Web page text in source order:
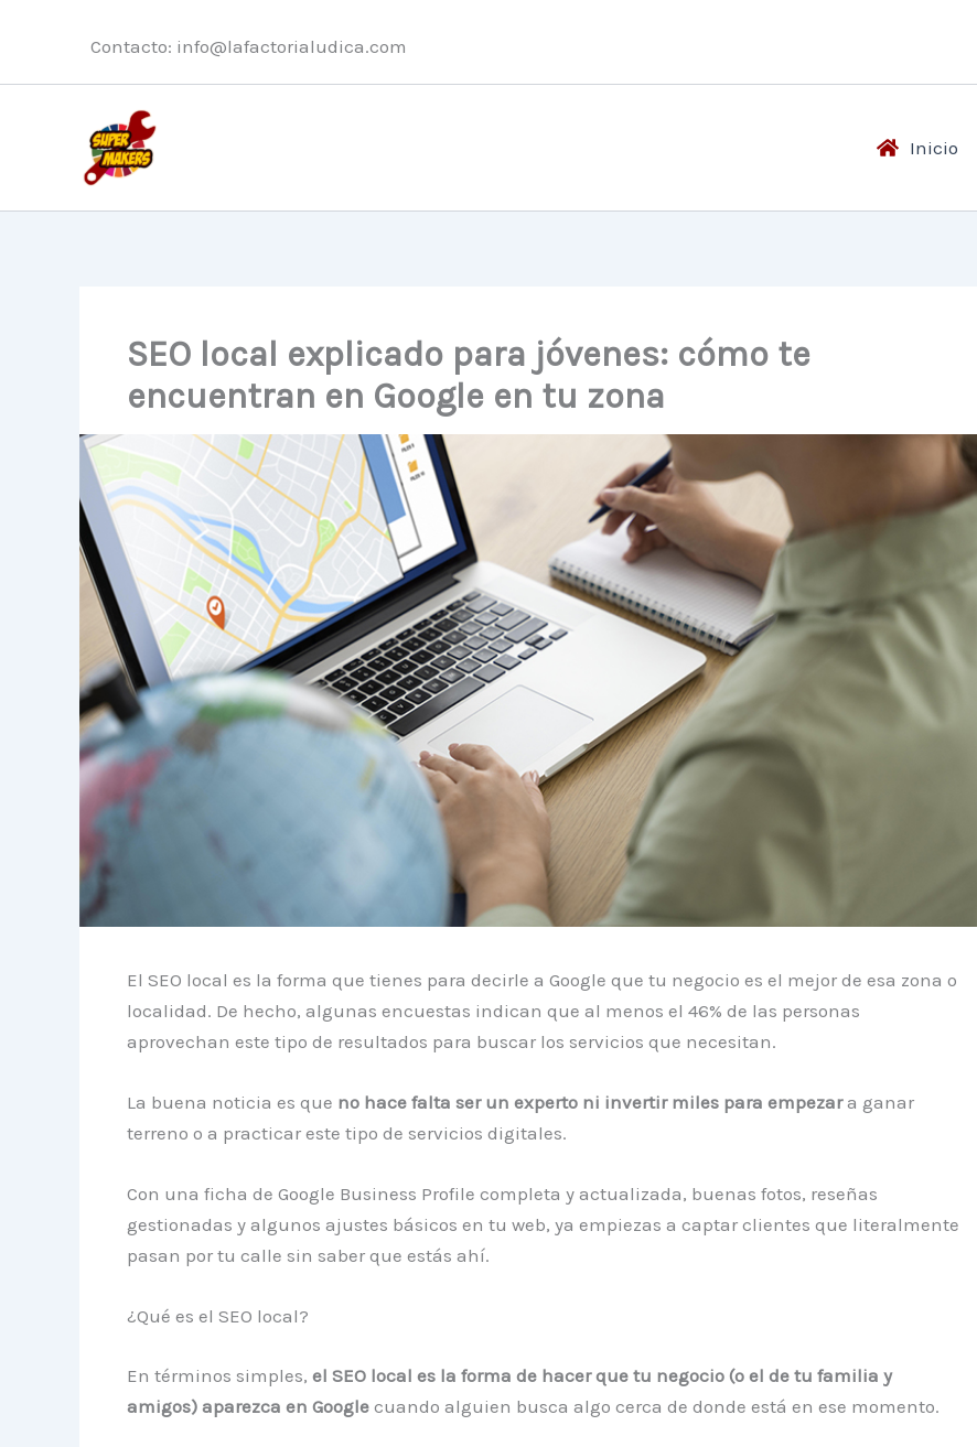
Contacto: info@lafactorialudica.com
Inicio
SEO local explicado para jóvenes: cómo te
encuentran en Google en tu zona
El SEO local es la forma que tienes para decirle a Google que tu negocio es el mejor de esa zona o
localidad. De hecho, algunas encuestas indican que al menos el 46% de las personas
aprovechan este tipo de resultados para buscar los servicios que necesitan.
La buena noticia es que no hace falta ser un experto ni invertir miles para empezara ganar
terreno o a practicar este tipo de servicios digitales.
Con una ficha de Google Business Profile completa y actualizada, buenas fotos, reseñas
gestionadas y algunos ajustes básicos en tu web, ya empiezas a captar clientes que literalmente
pasan por tu calle sin saber que estás ahí.
¿Qué es el SEO local?
En términos simples, el SEO local es la forma de hacer que tu negocio (o el de tu familia y
amigos) aparezca en Googlecuando alguien busca algo cerca de donde está en ese momento.